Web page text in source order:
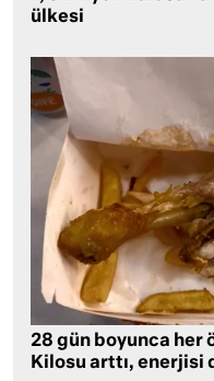
ülkesi
28 gün boyunca her
Kilosu arttı, enerjisi